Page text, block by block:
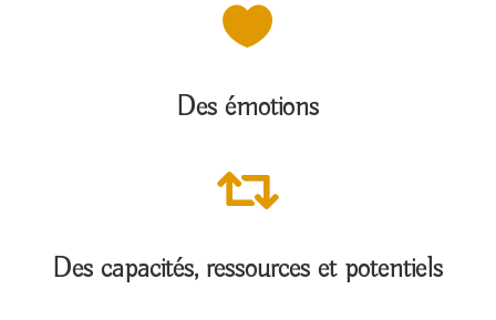

Des émotions

Des capacités, ressources et potentiels